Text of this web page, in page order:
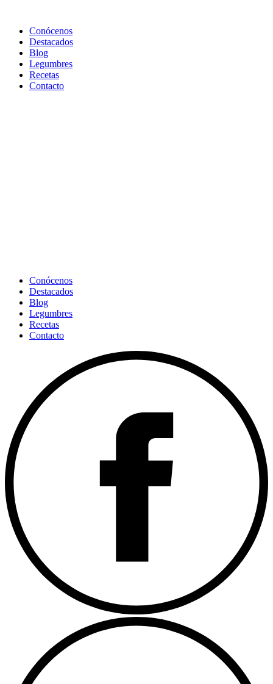
Conócenos
Destacados
Blog
Legumbres
Recetas
Contacto
Conócenos
Destacados
Blog
Legumbres
Recetas
Contacto